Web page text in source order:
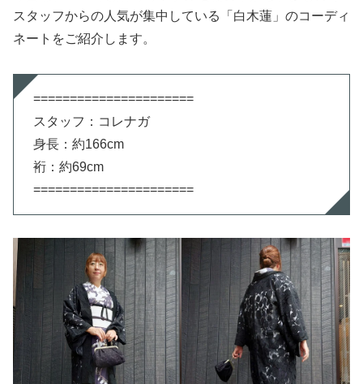
スタッフからの人気が集中している「白木蓮」のコーディ
ネートをご紹介します。
======================
スタッフ：コレナガ
身長：約166cm
裄：約69cm
======================